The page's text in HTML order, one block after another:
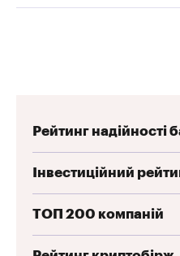
Рейтинг надійності
Інвестиційний
ТОП 200 компаній